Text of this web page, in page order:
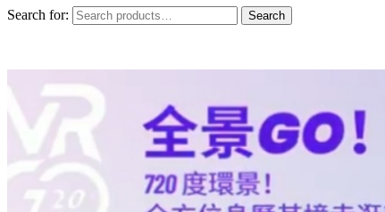
Search for: Search